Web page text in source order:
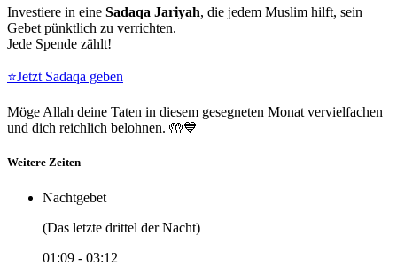
Investiere in eine Sadaqa Jariyah, die jedem Muslim hilft, sein
Gebet pünktlich zu verrichten.
Jede Spende zählt!
⭐Jetzt Sadaqa geben
Möge Allah deine Taten in diesem gesegneten Monat vervielfachen
und dich reichlich belohnen. 🤲💙
Weitere Zeiten
Nachtgebet
(Das letzte drittel der Nacht)
01:09 - 03:12